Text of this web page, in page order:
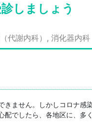
しましょう
代謝内科）, 消化器内科
きません。しかしコロナ
でしたら、各地区に、多